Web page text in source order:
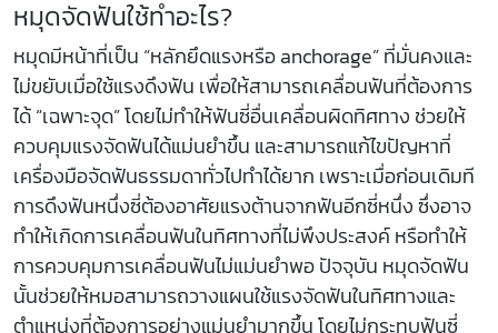
หมุดจัดฟันใช้ทำอะไร?
หมุดมีหน้าที่เป็น “หลักยึดแรงหรือ anchorage” ที่มั่นคงและ
ไม่ขยับเมื่อใช้แรงดึงฟัน เพื่อให้สามารถเคลื่อนฟันที่ต้องการ
ได้ “เฉพาะจุด” โดยไม่ทำให้ฟันซี่อื่นเคลื่อนผิดทิศทาง ช่วยให้
ควบคุมแรงจัดฟันได้แม่นยำขึ้น และสามารถแก้ไขปัญหาที่
เครื่องมือจัดฟันธรรมดาทั่วไปทำได้ยาก เพราะเมื่อก่อนเดิมที
การดึงฟันหนึ่งซี่ต้องอาศัยแรงต้านจากฟันอีกซี่หนึ่ง ซึ่งอาจ
ทำให้เกิดการเคลื่อนฟันในทิศทางที่ไม่พึงประสงค์ หรือทำให้
การควบคุมการเคลื่อนฟันไม่แม่นยำพอ ปัจจุบัน หมุดจัดฟัน
นั้นช่วยให้หมอสามารถวางแผนใช้แรงจัดฟันในทิศทางและ
ตำแหน่งที่ต้องการอย่างแม่นยำมากขึ้น โดยไม่กระทบฟันซี่